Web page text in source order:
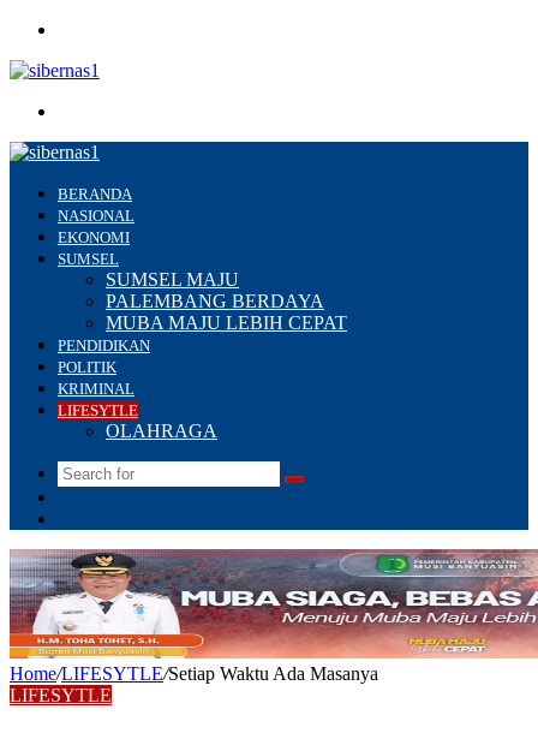
BERANDA
NASIONAL
EKONOMI
SUMSEL
SUMSEL MAJU
PALEMBANG BERDAYA
MUBA MAJU LEBIH CEPAT
PENDIDIKAN
POLITIK
KRIMINAL
LIFESYTLE
OLAHRAGA
Search
Home/LIFESYTLE/Setiap Waktu Ada Masanya
LIFESYTLE